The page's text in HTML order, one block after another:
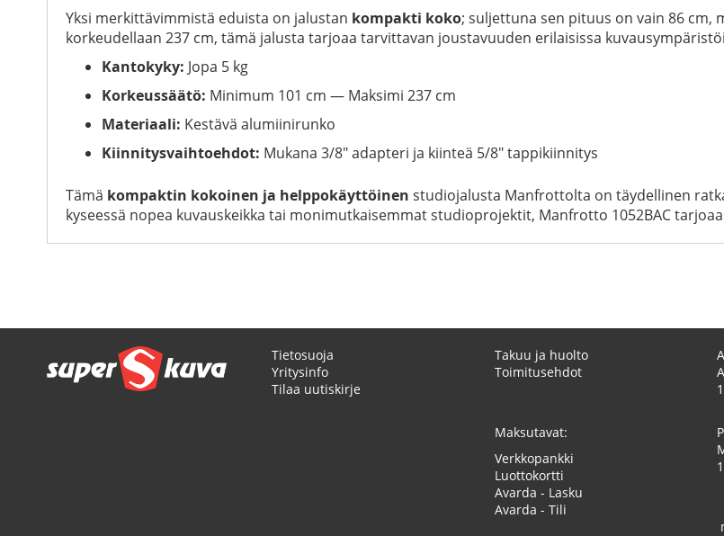
Yksi merkittävimmistä eduista on jalustan kompakti koko; suljettuna sen pituus on vain 86 cm,
korkeudellaan 237 cm, tämä jalusta tarjoaa tarvittavan joustavuuden erilaisissa
Kantokyky: Jopa 5 kg
Korkeussäätö: Minimum 101 cm — Maksimi 237 cm
Materiaali: Kestävä alumiinirunko
Kiinnitysvaihtoehdot: Mukana 3/8" adapteri ja kiinteä 5/8" tappikiinnitys
Tämä kompaktin kokoinen ja helppokäyttöinen studiojalusta Manfrottolta on täydellinen
kyseessä nopea kuvauskeikka tai monimutkaisemmat studioprojektit, Manfrotto 1052BAC
Tietosuoja
Yritysinfo
Tilaa uutiskirje
Takuu ja huolto
Toimitusehdot
Maksutavat:
Verkkopankki
Luottokortti
Avarda - Lasku
Avarda - Tili